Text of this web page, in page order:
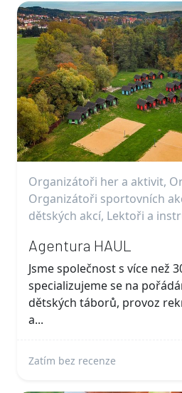
Organizátoři her a aktivit,
Organizátoři sportovních
dětských akcí, Lektoři a
Agentura HAUL
Jsme společnost s více než
specializujeme se na
dětských táborů, provoz
a...
Zatím bez recenze